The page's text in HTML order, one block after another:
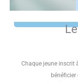
Chaque jeune inscrit
bénéficier